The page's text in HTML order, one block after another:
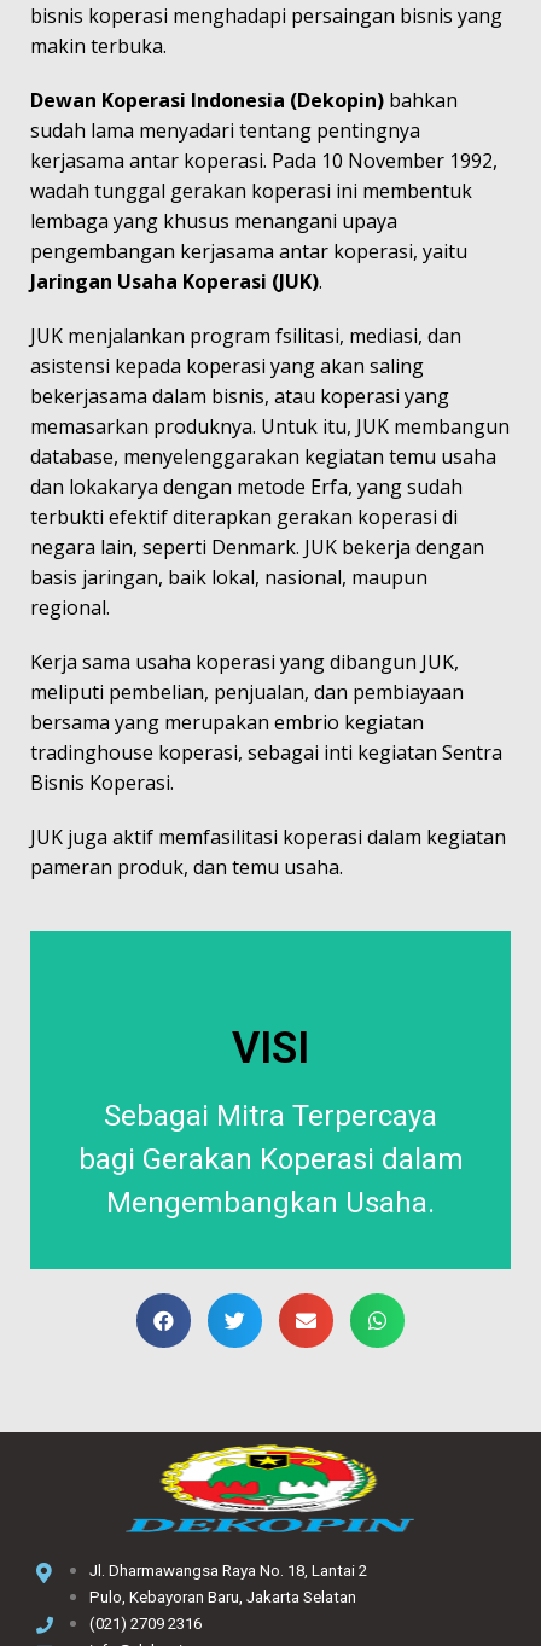
bisnis koperasi menghadapi persaingan bisnis yang
makin terbuka.
Dewan Koperasi Indonesia (Dekopin) bahkan
sudah lama menyadari tentang pentingnya
kerjasama antar koperasi. Pada 10 November 1992,
wadah tunggal gerakan koperasi ini membentuk
lembaga yang khusus menangani upaya
pengembangan kerjasama antar koperasi, yaitu
Jaringan Usaha Koperasi (JUK).
JUK menjalankan program fsilitasi, mediasi, dan
asistensi kepada koperasi yang akan saling
bekerjasama dalam bisnis, atau koperasi yang
memasarkan produknya. Untuk itu, JUK membangun
database, menyelenggarakan kegiatan temu usaha
dan lokakarya dengan metode Erfa, yang sudah
terbukti efektif diterapkan gerakan koperasi di
negara lain, seperti Denmark. JUK bekerja dengan
basis jaringan, baik lokal, nasional, maupun
regional.
Kerja sama usaha koperasi yang dibangun JUK,
meliputi pembelian, penjualan, dan pembiayaan
bersama yang merupakan embrio kegiatan
tradinghouse koperasi, sebagai inti kegiatan Sentra
Bisnis Koperasi.
JUK juga aktif memfasilitasi koperasi dalam kegiatan
pameran produk, dan temu usaha.
VISI
Sebagai Mitra Terpercaya
bagi Gerakan Koperasi dalam
Mengembangkan Usaha.
MISI
Menciptakan Jaringan
melalui pembelian, penjualan,
Jl. Dharmawangsa Raya No. 18, Lantai 2
Pulo, Kebayoran Baru, Jakarta Selatan
(021) 2709 2316